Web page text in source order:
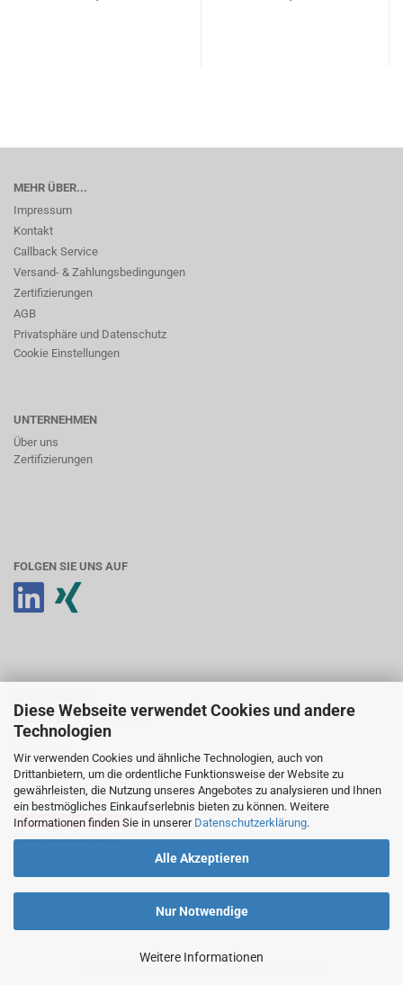
Diese Webseite verwendet Cookies und andere
Technologien
Wir verwenden Cookies und ähnliche Technologien, auch von
Drittanbietern, um die ordentliche Funktionsweise der Website zu
gewährleisten, die Nutzung unseres Angebotes zu analysieren und Ihnen
ein bestmögliches Einkaufserlebnis bieten zu können. Weitere
Informationen finden Sie in unserer Datenschutzerklärung.
Alle Akzeptieren
Nur Notwendige
Weitere Informationen
MEHR ÜBER...
Impressum
Kontakt
Callback Service
Versand- & Zahlungsbedingungen
Zertifizierungen
AGB
Privatsphäre und Datenschutz
Cookie Einstellungen
UNTERNEHMEN
Über uns
Zertifizierungen
FOLGEN SIE UNS AUF
Anmeldung & Registrierung
Ihr Konto
Merkzettel
Newsletter abonnieren
Bestellung widerrufen
Widerrufsbelehrung